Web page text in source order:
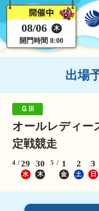
08/06 木
開門時間 8:00
出場
ＧⅢ
オールレディー
定戦競走
4 29
水
30
木
5 1
金
2
土
3
日